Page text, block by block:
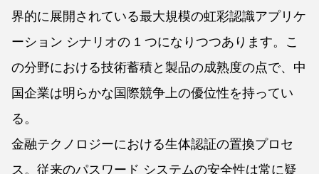
界的に展開されている最大規模の虹彩認識アプリケ
ーション シナリオの 1 つになりつつあります。こ
の分野における技術蓄積と製品の成熟度の点で、中
国企業は明らかな国際競争上の優位性を持ってい
る。
金融テクノロジーにおける生体認証の置換プロセ
ス。従来のパスワード システムの安全性は常に疑